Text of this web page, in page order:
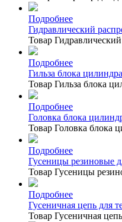
Подробнее
Гидравлический
Товар
Подробнее
Гильза блока
Товар Гильза блока
Подробнее
Головка блока
Товар Головка блока
Подробнее
Гусеницы резиновые
Товар Гусеницы
Подробнее
Гусеничная цепь для
Товар Гусеничная